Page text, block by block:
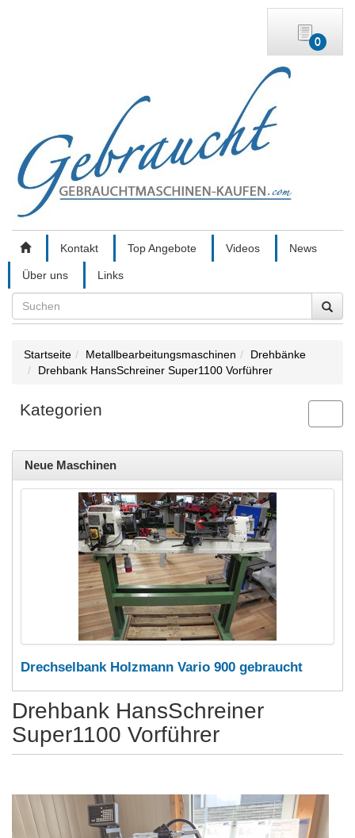
0
Kontakt Top Angebote Videos News
Über uns
Links
Search
Startseite Metallbearbeitungsmaschinen
Drehbänke
Drehbank HansSchreiner Super1100 Vorführer
Kategorien
Neue Maschinen
Drechselbank Holzmann Vario 900 gebraucht
Drehbank HansSchreiner
Super1100 Vorführer